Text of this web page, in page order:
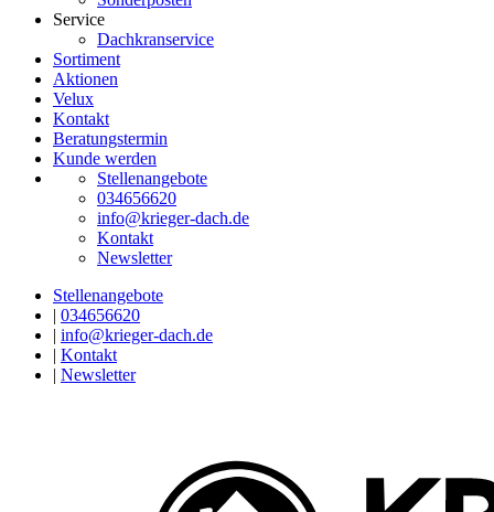
Service
Dachkranservice
Sortiment
Aktionen
Velux
Kontakt
Beratungstermin
Kunde werden
Stellenangebote
034656620
info@krieger-dach.de
Kontakt
Newsletter
Stellenangebote
| 034656620
| info@krieger-dach.de
| Kontakt
| Newsletter